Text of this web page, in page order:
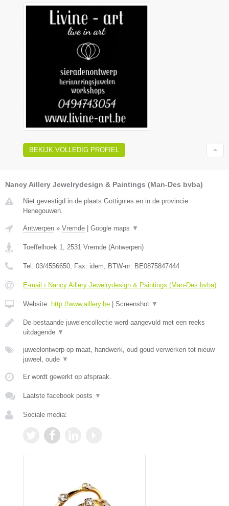
BEKIJK VOLLEDIG PROFIEL
Nancy Aillery Jewelrydesign & Paintings (Man-Des bvba)
Niet gevestigd in de plaats Gottignies en in de provincie
Henegouwen.
Antwerpen » Vremde Google maps ▼
Toeffelhoek 1, 2531 Vremde (Antwerpen)
Tel: 03/4556650, Fax: idem, BTW-nr: BE0875847444
E-mail › Nancy Aillery Jewelrydesign & Paintings (Man-Des bvba)
Website: http://www.aillery.be Screenshot ▼
De bestaande juwelencollectie werd aangevuld met een reeks
uitdagende ▼
juweelontwerp op maat, handwerk, oud goud verwerken tot nieuw
juweel, oude ▼
Er wordt gewerkt op afspraak.
Laatste facebook posts ▼
Sociale media: